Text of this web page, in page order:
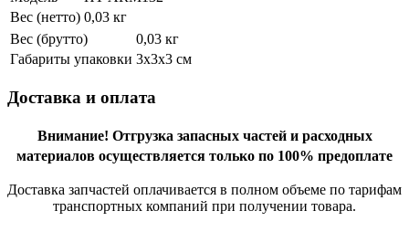
Вес (нетто) 0,03 кг
Вес (брутто)
0,03 кг
Габариты упаковки 3х3х3 см
Доставка и оплата
Внимание! Отгрузка запасных частей и расходных
материалов осуществляется только по 100% предоплате
Доставка запчастей оплачивается в полном объеме по тарифам
транспортных компаний при получении товара.